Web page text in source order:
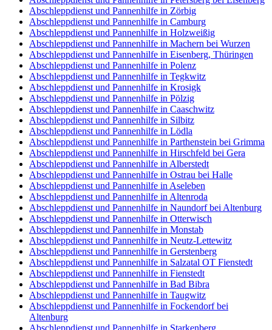
Abschleppdienst und Pannenhilfe in Zörbig
Abschleppdienst und Pannenhilfe in Camburg
Abschleppdienst und Pannenhilfe in Holzweißig
Abschleppdienst und Pannenhilfe in Machern bei Wurzen
Abschleppdienst und Pannenhilfe in Eisenberg, Thüringen
Abschleppdienst und Pannenhilfe in Polenz
Abschleppdienst und Pannenhilfe in Tegkwitz
Abschleppdienst und Pannenhilfe in Krosigk
Abschleppdienst und Pannenhilfe in Pölzig
Abschleppdienst und Pannenhilfe in Caaschwitz
Abschleppdienst und Pannenhilfe in Silbitz
Abschleppdienst und Pannenhilfe in Lödla
Abschleppdienst und Pannenhilfe in Parthenstein bei Grimma
Abschleppdienst und Pannenhilfe in Hirschfeld bei Gera
Abschleppdienst und Pannenhilfe in Alberstedt
Abschleppdienst und Pannenhilfe in Ostrau bei Halle
Abschleppdienst und Pannenhilfe in Aseleben
Abschleppdienst und Pannenhilfe in Altenroda
Abschleppdienst und Pannenhilfe in Naundorf bei Altenburg
Abschleppdienst und Pannenhilfe in Otterwisch
Abschleppdienst und Pannenhilfe in Monstab
Abschleppdienst und Pannenhilfe in Neutz-Lettewitz
Abschleppdienst und Pannenhilfe in Gerstenberg
Abschleppdienst und Pannenhilfe in Salzatal OT Fienstedt
Abschleppdienst und Pannenhilfe in Fienstedt
Abschleppdienst und Pannenhilfe in Bad Bibra
Abschleppdienst und Pannenhilfe in Taugwitz
Abschleppdienst und Pannenhilfe in Fockendorf bei
Altenburg
Abschleppdienst und Pannenhilfe in Starkenberg